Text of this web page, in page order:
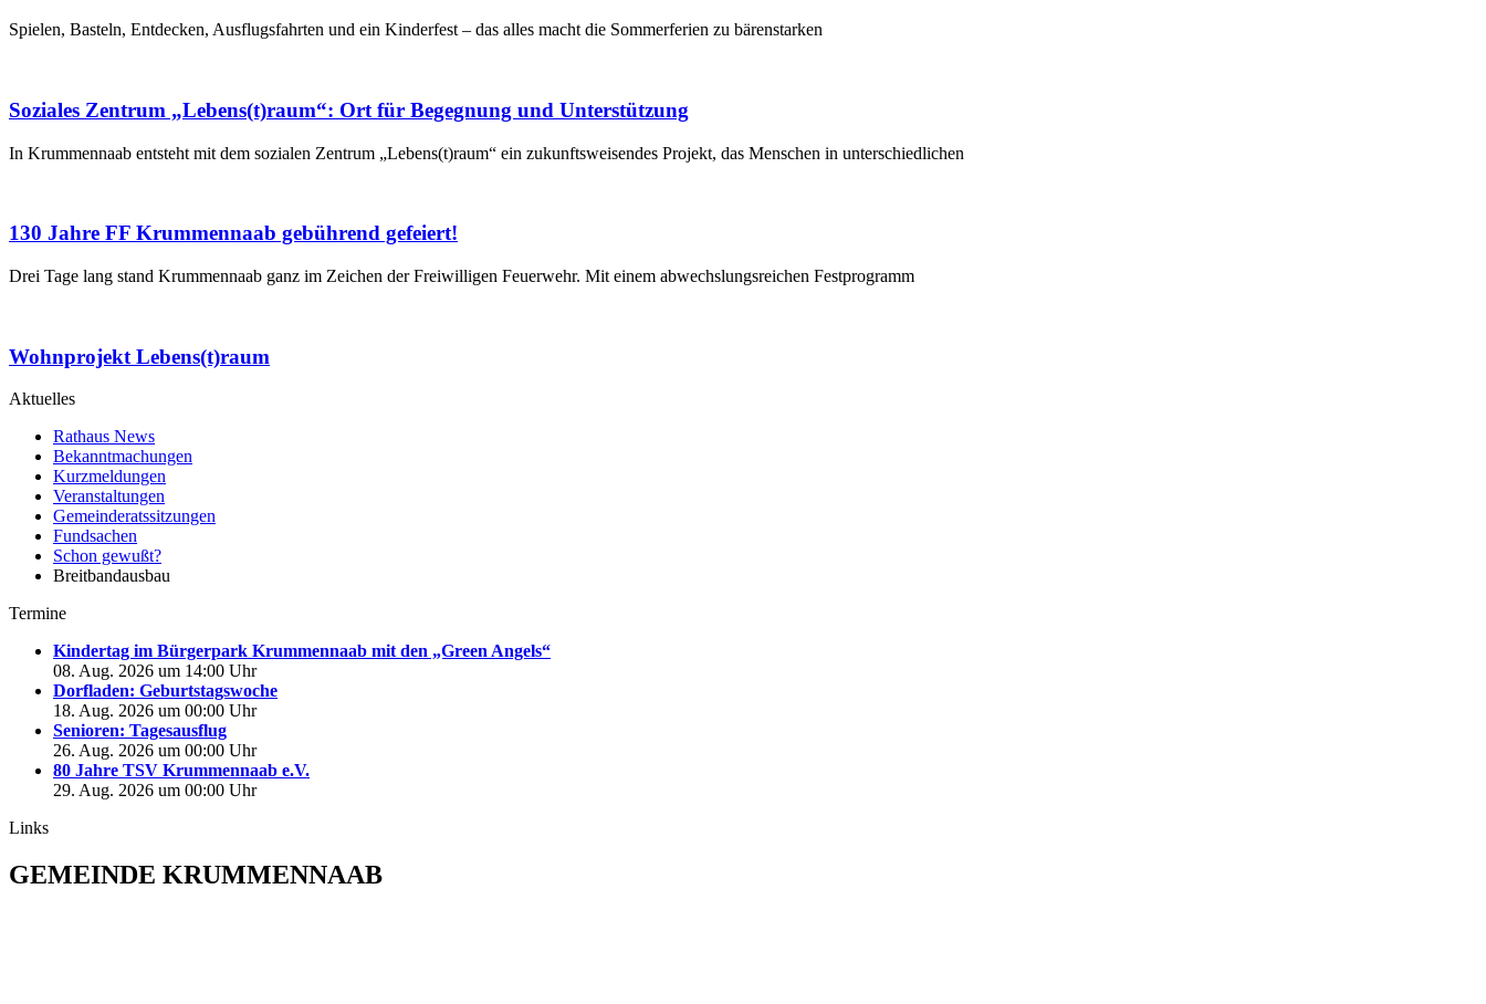
Spielen, Basteln, Entdecken, Ausflugsfahrten und ein Kinderfest – das alles macht die Sommerferien zu bärenstarken
Soziales Zentrum „Lebens(t)raum“: Ort für Begegnung und Unterstützung
In Krummennaab entsteht mit dem sozialen Zentrum „Lebens(t)raum“ ein zukunftsweisendes Projekt, das Menschen in unterschiedlichen
130 Jahre FF Krummennaab gebührend gefeiert!
Drei Tage lang stand Krummennaab ganz im Zeichen der Freiwilligen Feuerwehr. Mit einem abwechslungsreichen Festprogramm
Wohnprojekt Lebens(t)raum
Aktuelles
Rathaus News
Bekanntmachungen
Kurzmeldungen
Veranstaltungen
Gemeinderatssitzungen
Fundsachen
Schon gewußt?
Breitbandausbau
Termine
Kindertag im Bürgerpark Krummennaab mit den „Green Angels“
08. Aug. 2026 um 14:00 Uhr
Dorfladen: Geburtstagswoche
18. Aug. 2026 um 00:00 Uhr
Senioren: Tagesausflug
26. Aug. 2026 um 00:00 Uhr
80 Jahre TSV Krummennaab e.V.
29. Aug. 2026 um 00:00 Uhr
Links
GEMEINDE KRUMMENNAAB